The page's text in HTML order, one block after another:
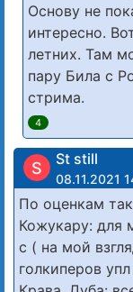
Основу не
интересно.
летних. Там
пару Била с
стрима.
4
S St still
08.11.2021
По оценкам
Кожукару: для
с ( на мой
голкиперов